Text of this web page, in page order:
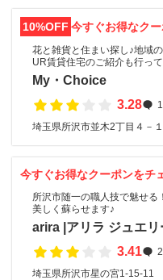
10%OFF 今すぐお得なク
花と雑貨と住まい探し♪地域
UR賃貸住宅のご紹介も行って
My・Choice
3.28
埼玉県所沢市並木2丁目４－
今すぐお得なクーポンをチ
所沢市随一の職人技で魅せ
美しく蘇らせます♪
arira |アリラ ジュエリ
3.41
埼玉県所沢市星の宮1-15-11